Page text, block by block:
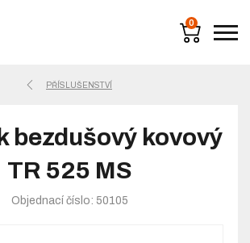
0
PŘÍSLUŠENSTVÍ
bezdušový kovový
TR 525 MS
Objednací číslo: 50105